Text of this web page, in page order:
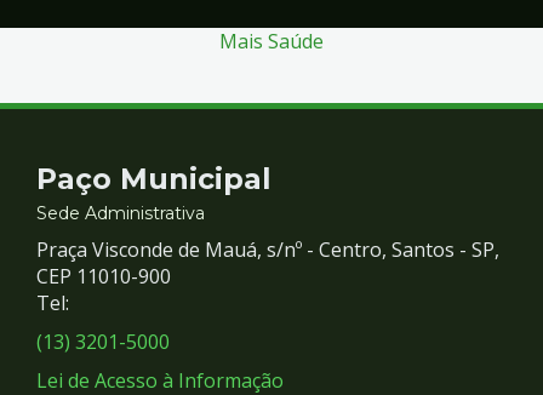
Mais Saúde
Contato
e
Redes
Sociais
Paço Municipal
Sede Administrativa
Praça Visconde de Mauá, s/nº - Centro, Santos - SP,
CEP 11010-900
Tel:
(13) 3201-5000
Lei de Acesso à Informação